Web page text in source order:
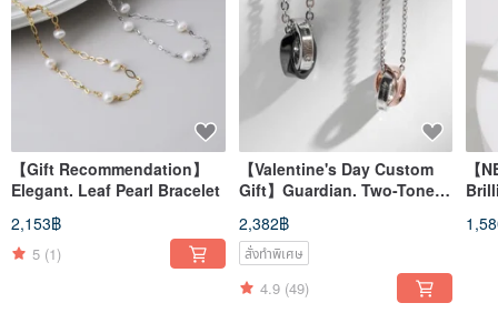
【Gift Recommendation】
Elegant. Leaf Pearl Bracelet
2,153฿
5 (1)
【Valentine's Day Custom
Gift】Guardian. Two-Tone
Double Ring White Steel
Necklace Couple's Necklace
Engraving Add-on
2,382฿
สั่งทำพิเศษ
4.9 (49)
【